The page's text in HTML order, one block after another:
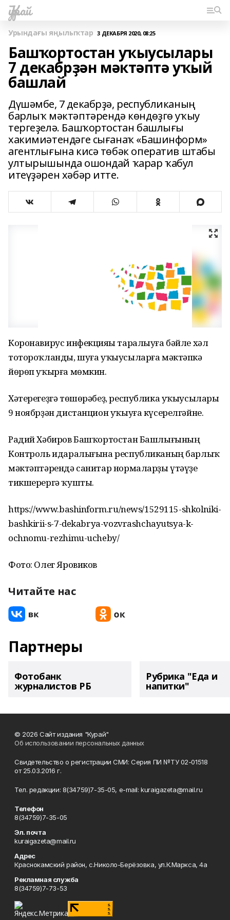
Ҡурай
Урындағы яңылыҡтар 3 ДЕКАБРЯ 2020, 08:25
Башҡортостан уҡыусылары
7 декабрҙән мәктәптә уҡый
башлай
Дүшәмбе, 7 декабрҙә, республиканың
барлыҡ мәктәптәрендә көндөҙгө уҡыу
тергеҙелә. Башҡортостан башлығы
хакимиәтендәге сығанаҡ «Башинформ»
агентлығына кисә төбәк оператив штабы
ултырышында ошондай ҡарар ҡабул
итеүҙәрен хәбәр итте.
Коронавирус инфекцияһы таралыуға бәйле хәл
тотороҡланды, шуға уҡыусыларға мәктәпкә
йөрөп уҡырға мөмкин.
Хәтерегеҙгә төшөрәбеҙ, республика уҡыусылары
9 ноябрҙән дистанцион уҡыуға күсерелгәйне.
Радий Хәбиров Башҡортостан Башлығының
Контроль идаралығына республиканың барлыҡ
мәктәптәрендә санитар нормаларҙы үтәүҙе
тикшерергә ҡушты.
https://www.bashinform.ru/news/1529115-shkolniki-
bashkirii-s-7-dekabrya-vozvrashchayutsya-k-
ochnomu-rezhimu-ucheby/
Фото: Олег Яровиков
Читайте нас
Партнеры
Фотобанк
журналистов РБ
Рубрика "Еда и
напитки"
© 2026 Сайт издания "Курай"
Об использовании персональных данных
Свидетельство о регистрации СМИ: Серия ПИ №ТУ 02-01518
от 25.03.2016 г.
Тел. редакции: 8(34759)7-35-05, e-mail: kuraigazeta@mail.ru
Телефон
8(34759)7-35-05
Эл. почта
kuraigazeta@mail.ru
Адрес
Краснокамский район, с.Николо-Берёзовка, ул.К.Маркса, 4а
Рекламная служба
8(34759)7-73-53